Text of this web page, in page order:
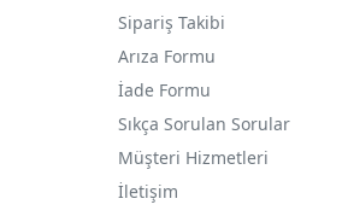
Sipariş Takibi
Arıza Formu
İade Formu
Sıkça Sorulan Sorular
Müşteri Hizmetleri
İletişim